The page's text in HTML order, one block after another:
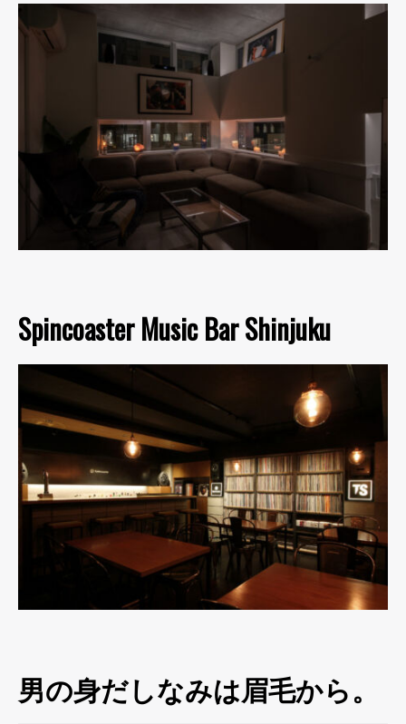
Spincoaster Music Bar Shinjuku
男の身だしなみは眉毛から。